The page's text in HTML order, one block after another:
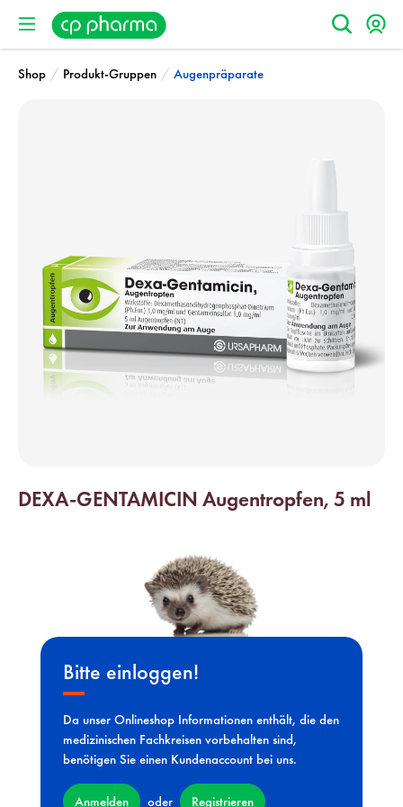
Shop / Produkt-Gruppen / Augenpräparate
DEXA-GENTAMICIN Augentropfen, 5 ml
Bitte einloggen!
Da unser Onlineshop Informationen enthält, die den
medizinischen Fachkreisen vorbehalten sind,
benötigen Sie einen Kundenaccount bei uns.
Anmelden oder Registrieren